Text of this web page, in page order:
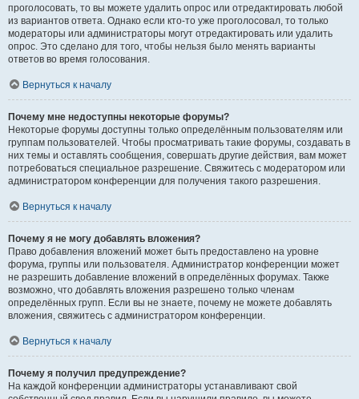
проголосовать, то вы можете удалить опрос или отредактировать любой
из вариантов ответа. Однако если кто-то уже проголосовал, то только
модераторы или администраторы могут отредактировать или удалить
опрос. Это сделано для того, чтобы нельзя было менять варианты
ответов во время голосования.
Вернуться к началу
Почему мне недоступны некоторые форумы?
Некоторые форумы доступны только определённым пользователям или
группам пользователей. Чтобы просматривать такие форумы, создавать в
них темы и оставлять сообщения, совершать другие действия, вам может
потребоваться специальное разрешение. Свяжитесь с модератором или
администратором конференции для получения такого разрешения.
Вернуться к началу
Почему я не могу добавлять вложения?
Право добавления вложений может быть предоставлено на уровне
форума, группы или пользователя. Администратор конференции может
не разрешить добавление вложений в определённых форумах. Также
возможно, что добавлять вложения разрешено только членам
определённых групп. Если вы не знаете, почему не можете добавлять
вложения, свяжитесь с администратором конференции.
Вернуться к началу
Почему я получил предупреждение?
На каждой конференции администраторы устанавливают свой